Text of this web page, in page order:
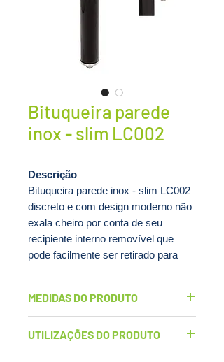
Bituqueira parede
inox - slim LC002
Descrição
Bituqueira parede inox - slim LC002
discreto e com design moderno não
exala cheiro por conta de seu
recipiente interno removível que
pode facilmente ser retirado para
parede para fixação.
Em caso de dúvidas ou para
MEDIDAS DO PRODUTO
(mm)
UTILIZAÇÕES DO PRODUTO